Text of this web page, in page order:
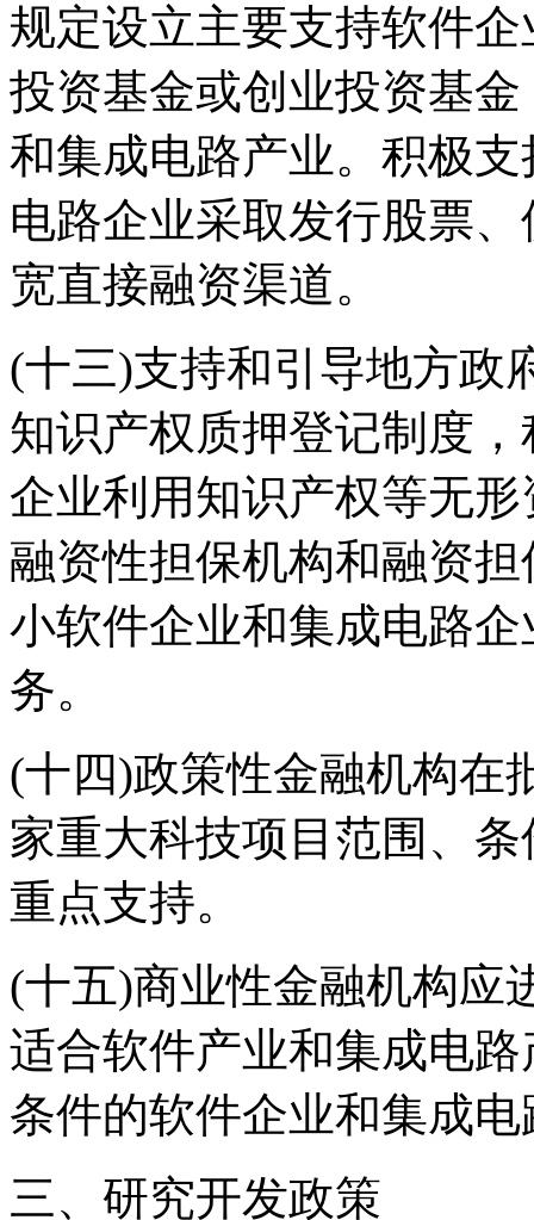
规定设立主要支持软件
投资基金或创业投资基
和集成电路产业。积极
电路企业采取发行股票
宽直接融资渠道。
(十三)支持和引导地方政
知识产权质押登记制度
企业利用知识产权等无
融资性担保机构和融资
小软件企业和集成电路
务。
(十四)政策性金融机构在
家重大科技项目范围、
重点支持。
(十五)商业性金融机构应
适合软件产业和集成电
条件的软件企业和集成
三、研究开发政策